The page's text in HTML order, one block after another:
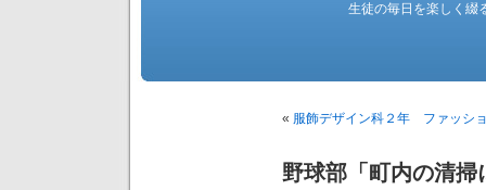
生徒の毎日を楽しく綴
« 服飾デザイン科２年 ファッシ
野球部「町内の清